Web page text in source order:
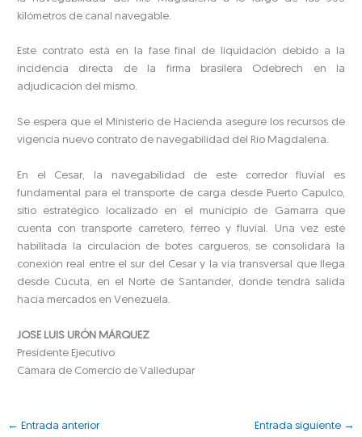
kilómetros de canal navegable.
Este contrato está en la fase final de liquidación debido a la
incidencia directa de la firma brasilera Odebrech en la
adjudicación del mismo.
Se espera que el Ministerio de Hacienda asegure los recursos de
vigencia nuevo contrato de navegabilidad del Río Magdalena.
En el Cesar, la navegabilidad de este corredor fluvial es
fundamental para el transporte de carga desde Puerto Capulco,
sitio estratégico localizado en el municipio de Gamarra que
cuenta con transporte carretero, férreo y fluvial. Una vez esté
habilitada la circulación de botes cargueros, se consolidará la
conexión real entre el sur del Cesar y la vía transversal que llega
desde Cúcuta, en el Norte de Santander, donde tendrá salida
hacia mercados en Venezuela.
JOSE LUIS URÓN MÁRQUEZ
Presidente Ejecutivo
Cámara de Comercio de Valledupar
← Entrada anterior Entrada siguiente →